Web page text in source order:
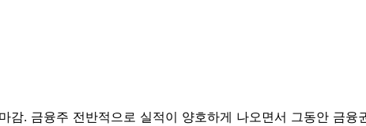
. 금융주 전반적으로 실적이 양호하게 나오면서 그동안 금융